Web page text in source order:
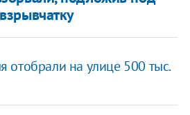
отобрали на улице 500 тыс.